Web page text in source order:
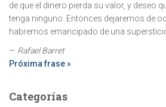
de que el dinero pierda su valor, y deseo
tenga ninguno. Entonces dejaremos de
habremos emancipado de una
— Rafael Barret
Próxima frase »
Categorías